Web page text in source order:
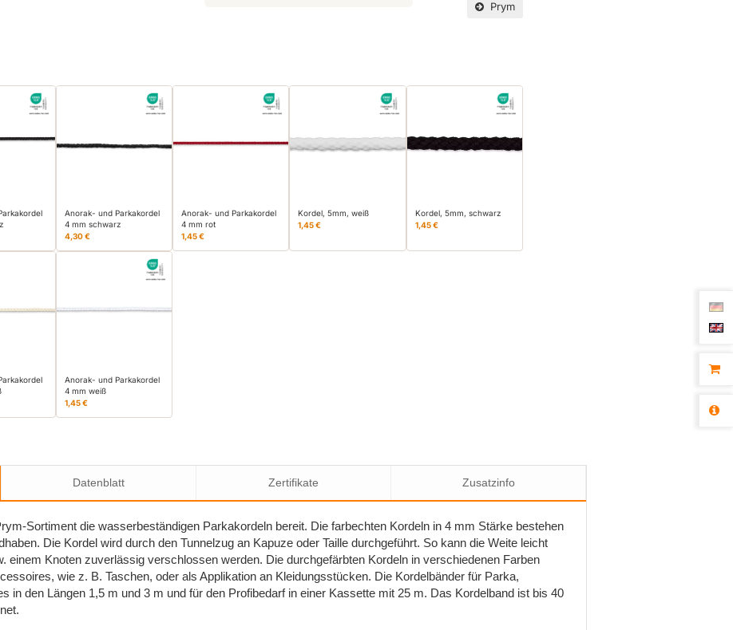
Prym
Anorak- und Parkakordel
4 mm schwarz
4,30 €
Anorak- und Parkakordel
4 mm rot
1,45 €
Kordel, 5mm, weiß
1,45 €
Kordel, 5mm, schwarz
1,45 €
Anorak- und Parkakordel
4 mm weiß
1,45 €
Datenblatt Zertifikate Zusatzinfo
Sortiment die wasserbeständigen Parkakordeln bereit. Die farbechten Kordeln in 4 mm Stärke bestehen
Die Kordel wird durch den Tunnelzug an Kapuze oder Taille durchgeführt. So kann die Weite leicht
einem Knoten zuverlässig verschlossen werden. Die durchgefärbten Kordeln in verschiedenen Farben
wie z. B. Taschen, oder als Applikation an Kleidungsstücken. Die Kordelbänder für Parka,
in den Längen 1,5 m und 3 m und für den Profibedarf in einer Kassette mit 25 m. Das Kordelband ist bis 40